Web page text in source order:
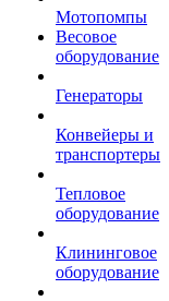
Мотопомпы
Весовое
оборудование
Генераторы
Конвейеры и
транспортеры
Тепловое
оборудование
Клининговое
оборудование